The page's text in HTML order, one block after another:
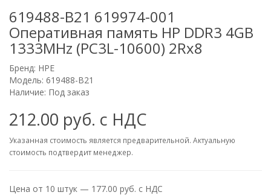
619488-B21 619974-001
Оперативная память HP DDR3 4GB
1333MHz (PC3L-10600) 2Rx8
Бренд: HPE
Модель: 619488-B21
Наличие: Под заказ
212.00 руб. с НДС
Указанная стоимость является предварительной. Актуальную
стоимость подтвердит менеджер.
Цена от 10 штук — 177.00 руб. с НДС